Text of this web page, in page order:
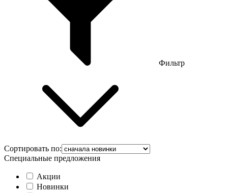
Фильтр
Сортировать по:
Специальные предложения
Акции
Новинки